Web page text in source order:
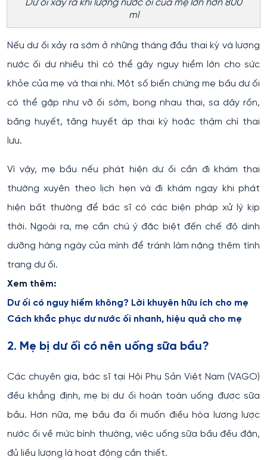
Dư ối xảy ra khi lượng nước ối của mẹ lớn hơn 800
ml
Nếu dư ối xảy ra sớm ở những tháng đầu thai kỳ và lượng
nước ối dư nhiều thì có thể gây nguy hiểm lớn cho sức
khỏe của mẹ và thai nhi. Một số biến chứng mẹ bầu dư ối
có thể gặp như vỡ ối sớm, bong nhau thai, sa dây rốn,
băng huyết, tăng huyết áp thai kỳ hoặc thậm chí thai
lưu.
Vì vậy, mẹ bầu nếu phát hiện dư ối cần đi khám thai
thường xuyên theo lịch hẹn và đi khám ngay khi phát
hiện bất thường để bác sĩ có các biện pháp xử lý kịp
thời. Ngoài ra, mẹ cần chú ý đặc biệt đến chế độ dinh
dưỡng hàng ngày của mình để tránh làm nặng thêm tình
trạng dư ối.
Xem thêm:
Dư ối có nguy hiểm không? Lời khuyên hữu ích cho mẹ
Cách khắc phục dư nước ối nhanh, hiệu quả cho mẹ
2. Mẹ bị dư ối có nên uống sữa bầu?
Các chuyên gia, bác sĩ tại Hội Phụ Sản Việt Nam (VAGO)
đều khẳng định, mẹ bị dư ối hoàn toàn uống được sữa
bầu. Hơn nữa, mẹ bầu đa ối muốn điều hòa lượng lược
nước ối về mức bình thường, việc uống sữa bầu đều đặn,
đủ liều lượng là hoạt động cần thiết.